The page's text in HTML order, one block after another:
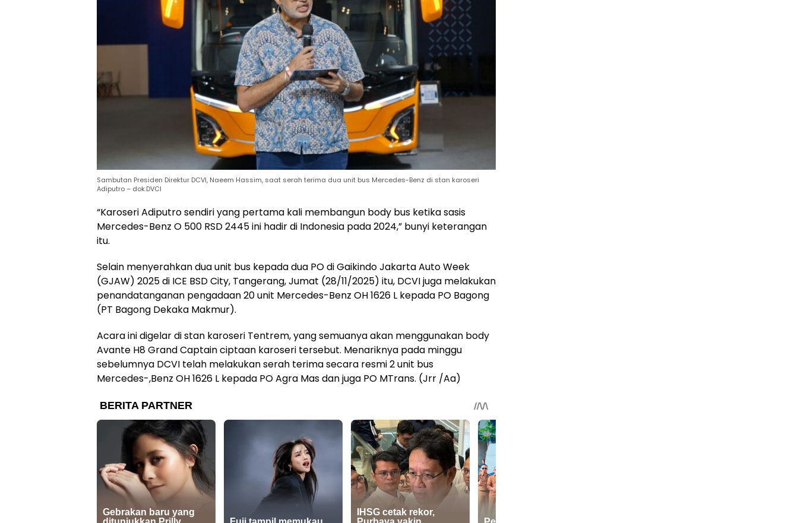
Sambutan Presiden Direktur DCVI, Naeem Hassim, saat serah terima dua unit bus Mercedes-Benz di stan karoseri
Adiputro – dok.DVCI
“Karoseri Adiputro sendiri yang pertama kali membangun body bus ketika sasis
Mercedes-Benz O 500 RSD 2445 ini hadir di Indonesia pada 2024,” bunyi keterangan
itu.
Selain menyerahkan dua unit bus kepada dua PO di Gaikindo Jakarta Auto Week
(GJAW) 2025 di ICE BSD City, Tangerang, Jumat (28/11/2025) itu, DCVI juga melakukan
penandatanganan pengadaan 20 unit Mercedes-Benz OH 1626 L kepada PO Bagong
(PT Bagong Dekaka Makmur).
Acara ini digelar di stan karoseri Tentrem, yang semuanya akan menggunakan body
Avante H8 Grand Captain ciptaan karoseri tersebut. Menariknya pada minggu
sebelumnya DCVI telah melakukan serah terima secara resmi 2 unit bus
Mercedes-,Benz OH 1626 L kepada PO Agra Mas dan juga PO MTrans. (Jrr /Aa)